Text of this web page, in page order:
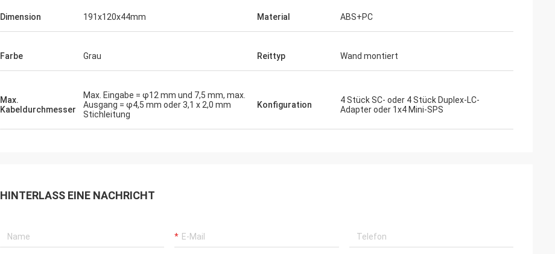
Dimension 191x120x44mm Material ABS+PC
Farbe Grau Reittyp Wand montiert
Max.
Kabeldurchmesser
Max. Eingabe = φ12 mm und 7,5 mm, max.
Ausgang = φ4,5 mm oder 3,1 x 2,0 mm
Stichleitung
Konfiguration
4 Stück SC- oder 4 Stück Duplex-LC-
Adapter oder 1x4 Mini-SPS
HINTERLASS EINE NACHRICHT